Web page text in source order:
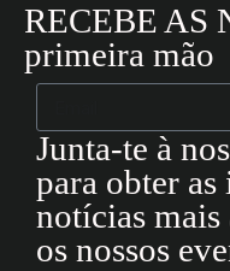
RECEBE AS
primeira mão
Junta-te à
para obter
notícias mais
os nossos